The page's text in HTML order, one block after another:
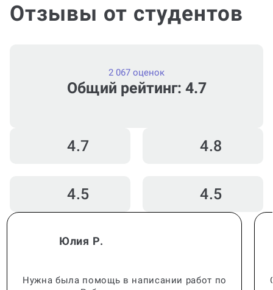
Отзывы от студентов
Общий рейтинг: 4.7
2 067 оценок
4.7 4.8
4.5 4.5
Юлия Р.
Нужна была помощь в написании работ по